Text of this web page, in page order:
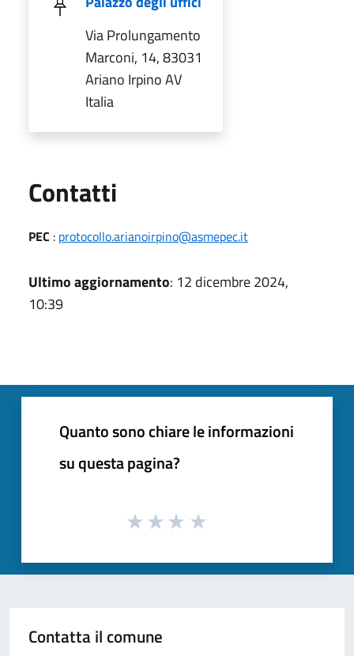
Via Prolungamento
Marconi, 14, 83031
Ariano Irpino AV
Italia
Contatti
PEC : protocollo.arianoirpino@asmepec.it
Ultimo aggiornamento: 12 dicembre 2024,
10:39
Quanto sono chiare le informazioni
su questa pagina?
Contatta il comune